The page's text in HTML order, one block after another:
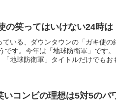
の笑ってはいけない24時は
いる、ダウンタウンの「ガキ使
です。今年は「地球防衛軍」です
地球防衛軍」タイトルだけでもお
いコンビの理想は5対5のパ